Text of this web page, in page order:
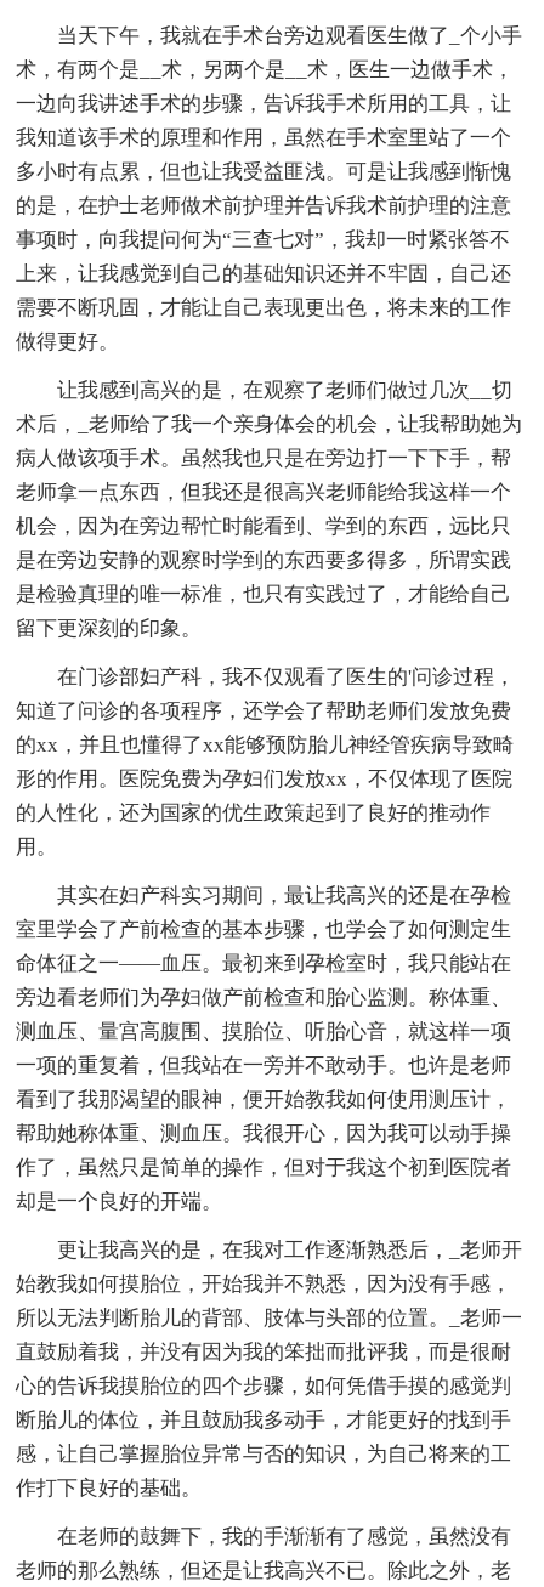
当天下午，我就在手术台旁边观看医生做了_个小手
术，有两个是__术，另两个是__术，医生一边做手术，
一边向我讲述手术的步骤，告诉我手术所用的工具，让
我知道该手术的原理和作用，虽然在手术室里站了一个
多小时有点累，但也让我受益匪浅。可是让我感到惭愧
的是，在护士老师做术前护理并告诉我术前护理的注意
事项时，向我提问何为“三查七对”，我却一时紧张答不
上来，让我感觉到自己的基础知识还并不牢固，自己还
需要不断巩固，才能让自己表现更出色，将未来的工作
做得更好。
让我感到高兴的是，在观察了老师们做过几次__切
术后，_老师给了我一个亲身体会的机会，让我帮助她为
病人做该项手术。虽然我也只是在旁边打一下下手，帮
老师拿一点东西，但我还是很高兴老师能给我这样一个
机会，因为在旁边帮忙时能看到、学到的东西，远比只
是在旁边安静的观察时学到的东西要多得多，所谓实践
是检验真理的唯一标准，也只有实践过了，才能给自己
留下更深刻的印象。
在门诊部妇产科，我不仅观看了医生的'问诊过程，
知道了问诊的各项程序，还学会了帮助老师们发放免费
的xx，并且也懂得了xx能够预防胎儿神经管疾病导致畸
形的作用。医院免费为孕妇们发放xx，不仅体现了医院
的人性化，还为国家的优生政策起到了良好的推动作
用。
其实在妇产科实习期间，最让我高兴的还是在孕检
室里学会了产前检查的基本步骤，也学会了如何测定生
命体征之一——血压。最初来到孕检室时，我只能站在
旁边看老师们为孕妇做产前检查和胎心监测。称体重、
测血压、量宫高腹围、摸胎位、听胎心音，就这样一项
一项的重复着，但我站在一旁并不敢动手。也许是老师
看到了我那渴望的眼神，便开始教我如何使用测压计，
帮助她称体重、测血压。我很开心，因为我可以动手操
作了，虽然只是简单的操作，但对于我这个初到医院者
却是一个良好的开端。
更让我高兴的是，在我对工作逐渐熟悉后，_老师开
始教我如何摸胎位，开始我并不熟悉，因为没有手感，
所以无法判断胎儿的背部、肢体与头部的位置。_老师一
直鼓励着我，并没有因为我的笨拙而批评我，而是很耐
心的告诉我摸胎位的四个步骤，如何凭借手摸的感觉判
断胎儿的体位，并且鼓励我多动手，才能更好的找到手
感，让自己掌握胎位异常与否的知识，为自己将来的工
作打下良好的基础。
在老师的鼓舞下，我的手渐渐有了感觉，虽然没有
老师的那么熟练，但还是让我高兴不已。除此之外，老